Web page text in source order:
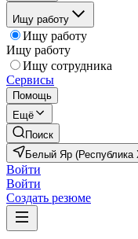
Ищу работу
Ищу работу
Ищу работу
Ищу сотрудника
Сервисы
Помощь
Ещё
Поиск
Белый Яр (Республика
Войти
Войти
Создать резюме